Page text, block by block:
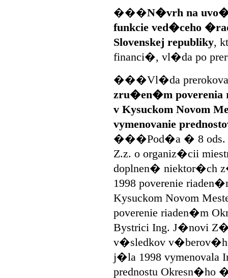
���N�vrh na
funkcie ved�ceho
Slovenskej republiky,
financi�, vl�da po
���Vl�da
zru�en�m
v Kysuckom Novom
vymenovanie
���Pod�a � 8 ods.
Z.z. o organiz�cii
doplnen� niektor�ch
1998 poverenie
Kysuckom Novom
poverenie riaden�m
Bystrici Ing. J�novi
v�sledkov
j�la 1998 vymenovala
prednostu Okresn�ho